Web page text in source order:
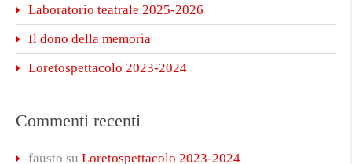
Laboratorio teatrale 2025-2026
Il dono della memoria
Loretospettacolo 2023-2024
Commenti recenti
fausto su Loretospettacolo 2023-2024